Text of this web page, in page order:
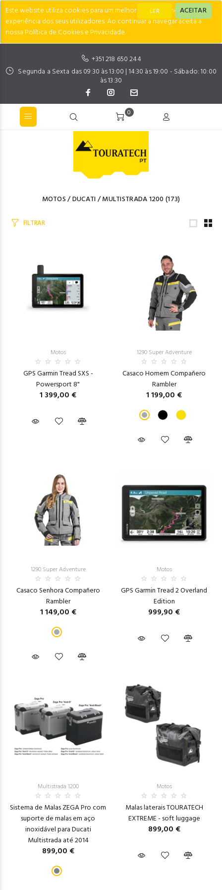
Este website utiliza cookies para um melhor desempenho e
experiência dos seus utilizadores. Ao continuar a navegar aceita a
nossa Política de Cookies e Privacidade.
LER ACEITAR
+351 218 650 244
Segunda a Sexta das 09:30 às 13:00 | 14:30 às 19:00 - Sábado: 10:00
às 13:30
0
MOTOS/DUCATI/MULTISTRADA 1200 (173)
FILTRAR
Motos
GPS Garmin Tread SXS -
Powersport 8"
1 399,00 €
1290 Super Adventure
Casaco Homem Compañero
Rambler
1 199,00 €
1290 Super Adventure
Casaco Senhora Compañero
Rambler
1 149,00 €
Motos
GPS Garmin Tread 2 Overland
Edition
999,90 €
Multistrada 1200
Sistema de Malas ZEGA Pro com
suporte de malas em aço
inoxidável para Ducati
Multistrada até 2014
899,00 €
Motos
Malas laterais TOURATECH
EXTREME - soft luggage
899,00 €